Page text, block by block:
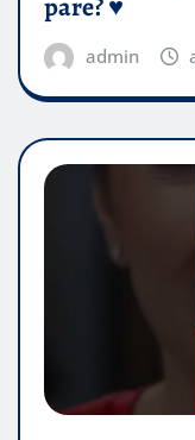
pare? ♥️
admin